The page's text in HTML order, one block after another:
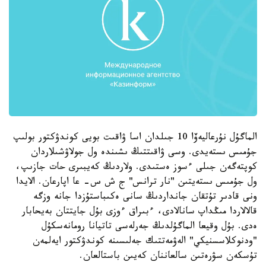
الماگۇل نۇرعاليەۆا 10 جىلدان اسا ۋاقىت بويى كوندۋكتور بولىپ
جۇمىس ىستەيدى. وسى ۋاقىتتىڭ ىشىندە ول جولاۋشىلاردان
كوپتەگەن جىلى ءسوز ەستىدى. ولاردىڭ كەيبىرى حات جازىپ،
ول جۇمىس ىستەيتىن "نار ترانس" ج ش س- عا اپارعان. الايدا
ونى قادىر تۇتقان جانداردىڭ سانى ەكىباستۇزدا جانە وزگە
قالالاردا مىڭداپ سانالادى، ءبىراق ءوزى بۇل جايتتان بەيحابار
ەدى. بۇل وقيعا الماگۇلدىڭ جەرلەسى تاتيانا رومانەسكۇل
"ودنوكلاسسنيكي" الەۋمەتتىك جەلىسىنە كوندۋكتور ايەلمەن
تۇسكەن سۋرەتىن سالعاننان كەيىن باستالعان.